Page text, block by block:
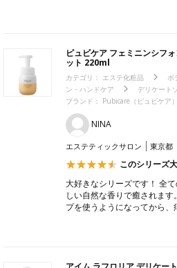
ピュビケア フェミニンシフ
ット 220ml
カテゴリ： エステ化粧品
ボ
ン・ハンドケア
デリケート
ブランド： Pubicare（ピュビケア）
NINA
エステティックサロン 東京都
このシリーズ
大好きなシリーズです！ 全
しい自然な香りで癒されま
プを使うようになってから、